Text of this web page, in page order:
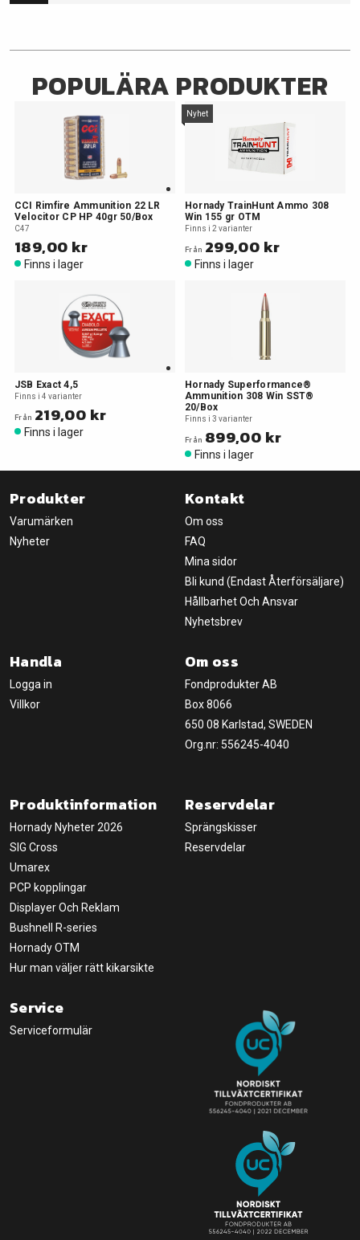
POPULÄRA PRODUKTER
CCI Rimfire Ammunition 22 LR
Velocitor CP HP 40gr 50/Box
C47
189,00 kr
Finns i lager
Nyhet
Hornady TrainHunt Ammo 308
Win 155 gr OTM
Finns i 2 varianter
Från 299,00 kr
Finns i lager
JSB Exact 4,5
Finns i 4 varianter
Från 219,00 kr
Finns i lager
Hornady Superformance®
Ammunition 308 Win SST®
20/Box
Finns i 3 varianter
Från 899,00 kr
Finns i lager
Produkter
Varumärken
Nyheter
Kontakt
Om oss
FAQ
Mina sidor
Bli kund (Endast Återförsäljare)
Hållbarhet Och Ansvar
Nyhetsbrev
Handla
Logga in
Villkor
Om oss
Fondprodukter AB
Box 8066
650 08 Karlstad, SWEDEN
Org.nr: 556245-4040
Produktinformation
Hornady Nyheter 2026
SIG Cross
Umarex
PCP kopplingar
Displayer Och Reklam
Bushnell R-series
Hornady OTM
Hur man väljer rätt kikarsikte
Reservdelar
Sprängskisser
Reservdelar
Service
Serviceformulär